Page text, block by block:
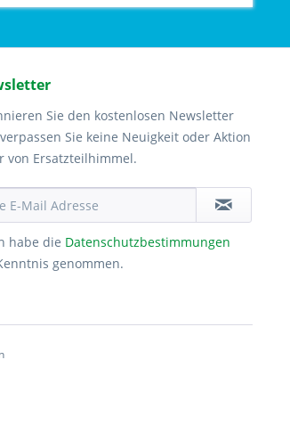
Sie den kostenlosen Newsletter
Sie keine Neuigkeit oder Aktion
von Ersatzteilhimmel.
habe die Datenschutzbestimmungen
genommen.